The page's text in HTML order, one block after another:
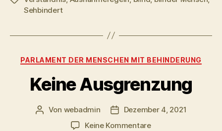
Sehbindert
Kategorien
PARLAMENT DER MENSCHEN MIT BEHINDERUNG
Keine Ausgrenzung
Beitragsautor
Von webadmin Beitragsdatum
Dezember 4, 2021
Keine Kommentarezu